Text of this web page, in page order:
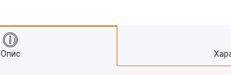
Опис